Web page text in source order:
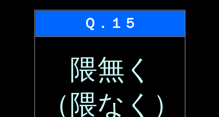
Ｑ．１５
隈無く
（隈なく）